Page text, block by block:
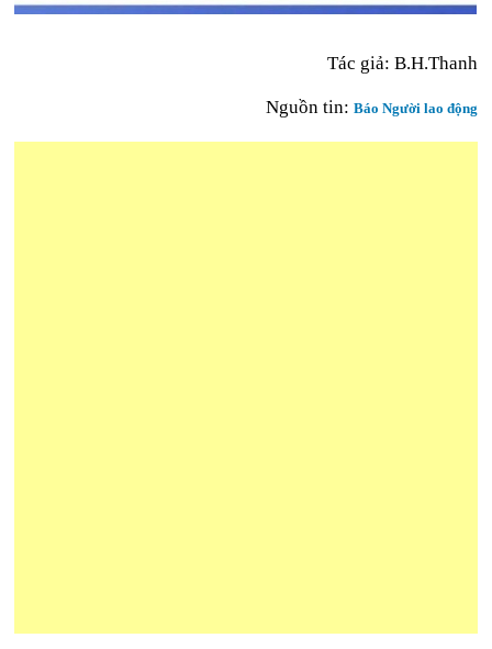
Tác giả: B.H.Thanh
Nguồn tin: Báo Người lao động